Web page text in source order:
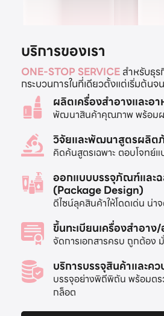
บริการของเรา
ONE-STOP SERVICEสำหรับธุ
กระบวนการในที่เดียวตั้งแต่เริ่มต้น
ผลิตเครื่องสำอางและอ
พัฒนาสินค้าคุณภาพ พร้อมผ
วิจัยและพัฒนาสูตรผลิต
คิดค้นสูตรเฉพาะ ตอบโจทย์
ออกแบบบรรจุภัณฑ์และ
(Package Design)
ดีไซน์ลุคสินค้าให้โดดเด่น น่า
ขึ้นทะเบียนเครื่องสำอาง
จัดการเอกสารครบ ถูกต้อง
บริการบรรจุสินค้าและ
บรรจุอย่างพิถีพิถัน พร้อมต
กล็อต